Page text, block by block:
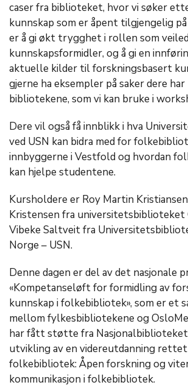
caser fra biblioteket, hvor vi søker
kunnskap som er åpent tilgjengelig
er å gi økt trygghet i rollen som
kunnskapsformidler, og å gi en
aktuelle kilder til forskningsbasert
gjerne ha eksempler på saker dere
bibliotekene, som vi kan bruke i
Dere vil også få innblikk i hva
ved USN kan bidra med for
innbyggerne i Vestfold og hvordan
kan hjelpe studentene.
Kursholdere er Roy Martin
Kristensen fra universitetsbiblioteket
Vibeke Saltveit fra
Norge – USN.
Denne dagen er del av det nasjonale
«Kompetanseløft for formidling av
kunnskap i folkebibliotek», som er et
mellom fylkesbibliotekene og
har fått støtte fra
utvikling av en videreutdanning
folkebibliotek: Åpen forskning og
kommunikasjon i folkebibliotek.